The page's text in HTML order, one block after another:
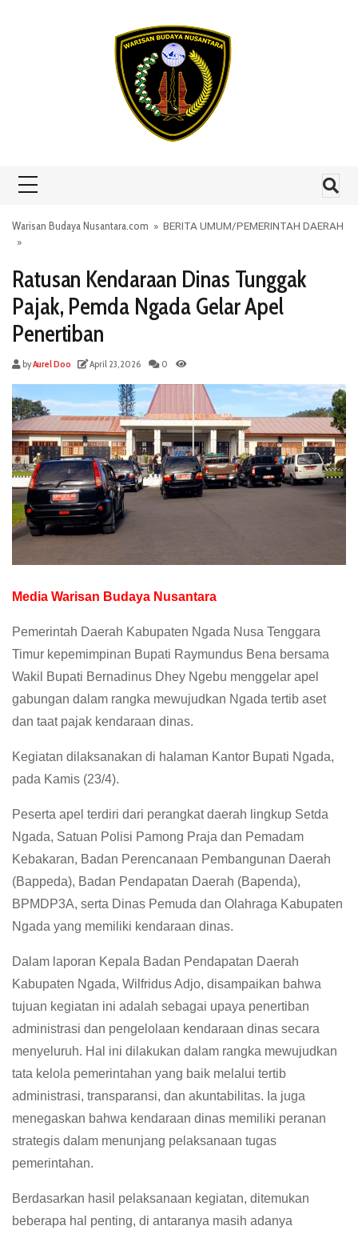
Warisan Budaya Nusantara.com » BERITA UMUM/PEMERINTAH DAERAH
»
Ratusan Kendaraan Dinas Tunggak
Pajak, Pemda Ngada Gelar Apel
Penertiban
byAurel Doo April 23, 2026 0
Media Warisan Budaya Nusantara
Pemerintah Daerah Kabupaten Ngada Nusa Tenggara
Timur kepemimpinan Bupati Raymundus Bena bersama
Wakil Bupati Bernadinus Dhey Ngebu menggelar apel
gabungan dalam rangka mewujudkan Ngada tertib aset
dan taat pajak kendaraan dinas.
Kegiatan dilaksanakan di halaman Kantor Bupati Ngada,
pada Kamis (23/4).
Peserta apel terdiri dari perangkat daerah lingkup Setda
Ngada, Satuan Polisi Pamong Praja dan Pemadam
Kebakaran, Badan Perencanaan Pembangunan Daerah
(Bappeda), Badan Pendapatan Daerah (Bapenda),
BPMDP3A, serta Dinas Pemuda dan Olahraga Kabupaten
Ngada yang memiliki kendaraan dinas.
Dalam laporan Kepala Badan Pendapatan Daerah
Kabupaten Ngada, Wilfridus Adjo, disampaikan bahwa
tujuan kegiatan ini adalah sebagai upaya penertiban
administrasi dan pengelolaan kendaraan dinas secara
menyeluruh. Hal ini dilakukan dalam rangka mewujudkan
tata kelola pemerintahan yang baik melalui tertib
administrasi, transparansi, dan akuntabilitas. Ia juga
menegaskan bahwa kendaraan dinas memiliki peranan
strategis dalam menunjang pelaksanaan tugas
pemerintahan.
Berdasarkan hasil pelaksanaan kegiatan, ditemukan
beberapa hal penting, di antaranya masih adanya